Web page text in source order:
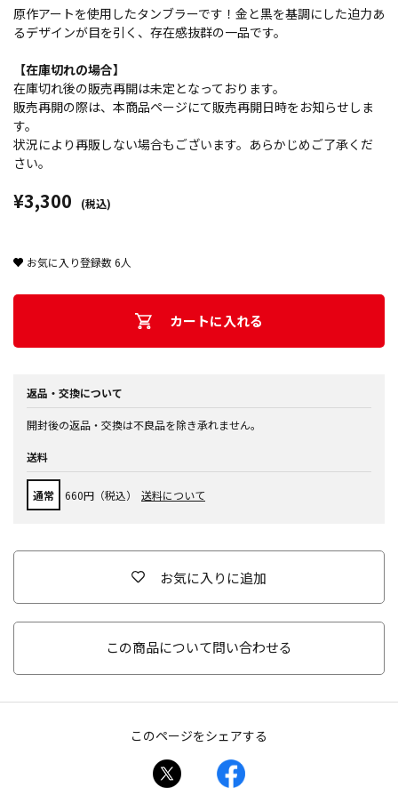
原作アートを使用したタンブラーです！金と黒を基調にした迫力あ
るデザインが目を引く、存在感抜群の一品です。
【在庫切れの場合】
在庫切れ後の販売再開は未定となっております。
販売再開の際は、本商品ページにて販売再開日時をお知らせしま
す。
状況により再販しない場合もございます。あらかじめご了承くだ
さい。
¥3,300 (税込)
お気に入り登録数6人
カートに入れる
返品・交換について
開封後の返品・交換は不良品を除き承れません。
送料
通常 660円（税込） 送料について
お気に入りに追加
この商品について問い合わせる
このページをシェアする